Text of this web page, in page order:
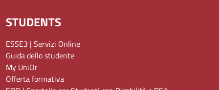
STUDENTS
ESSE3 | Servizi Online
Guida dello studente
My UniOr
Offerta formativa